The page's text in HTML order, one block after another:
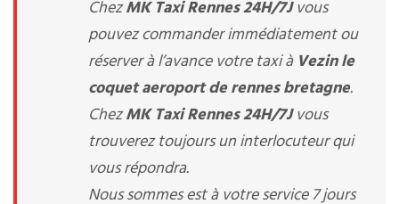
ChezMK Taxi Rennes 24H/7Jvous
pouvez commander immédiatement ou
réserver à l’avance votre taxi à Vezin le
coquet aeroport de rennes bretagne.
ChezMK Taxi Rennes 24H/7Jvous
trouverez toujours un interlocuteur qui
vous répondra.
Nous sommes est à votre service 7 jours